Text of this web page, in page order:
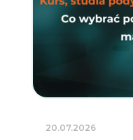
20.07.2026